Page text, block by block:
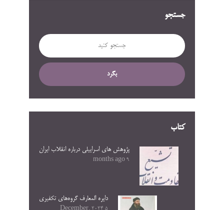
جستجو
بگرد
کتاب
پژوهش های اسراییلی درباره انقلاب ایران
9 months ago
دایره المعارف گروه‌های تکفیری